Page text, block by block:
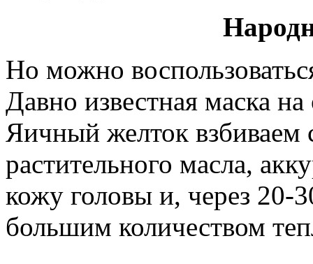
Но можно
Давно известная маска
Яичный желток взбиваем
растительного масла,
кожу головы и, через 20-
большим количеством